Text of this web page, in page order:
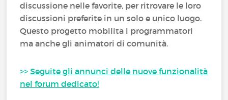
discussione nelle favorite, per ritrovare le loro
discussioni preferite in un solo e unico luogo.
Questo progetto mobilita i programmatori
ma anche gli animatori di comunità.
>> Seguite gli annunci delle nuove funzionalità
nel forum dedicato!